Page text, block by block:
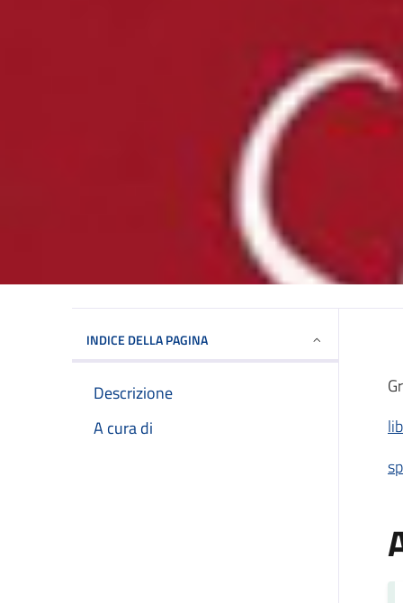
INDICE DELLA PAGINA
Descrizione
A cura di